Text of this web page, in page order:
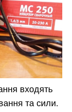
входять
та сили.